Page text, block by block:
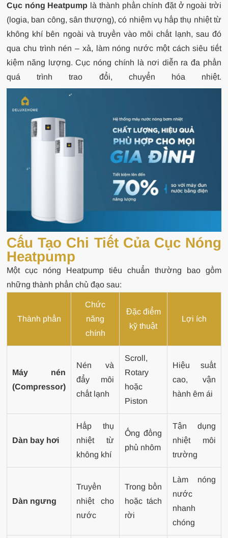
Cục nóng Heatpump là thành phần chính đặt ở ngoài trời
(logia, ban công, sân thượng), có nhiệm vụ hấp thụ nhiệt từ
không khí bên ngoài và truyền vào môi chất lạnh, sau đó
qua chu trình nén – xả, làm nóng nước một cách siêu tiết
kiệm năng lượng. Cục nóng chính là nơi diễn ra đa phần
quá trình trao đổi, chuyển hóa nhiệt.
Cấu Tạo Chi Tiết Của Cục Nóng
Heatpump
Một cục nóng Heatpump tiêu chuẩn thường bao gồm
những thành phần chủ đạo sau:
Thành phần
Chức
năng
chính
Đặc điểm
kỹ thuật
Lợi ích
Máy nén
(Compressor)
Nén và
đẩy môi
chất lạnh
Scroll,
Rotary
hoặc
Piston
Hiệu suất
cao, vận
hành êm ái
Dàn bay hơi
Hấp thụ
nhiệt từ
không khí
Ống đồng
phủ nhôm
Tận dụng
nhiệt môi
trường
Dàn ngưng
Truyền
nhiệt cho
nước
Trong bồn
hoặc tách
rời
Làm nóng
nước
nhanh
chóng